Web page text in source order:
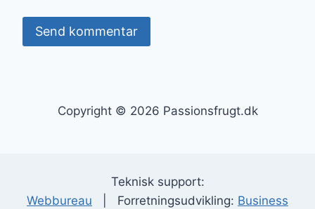
Copyright © 2026 Passionsfrugt.dk
Teknisk support:
Webbureau | Forretningsudvikling: Business